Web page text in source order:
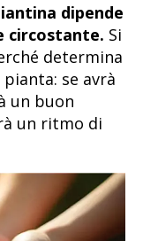
dipende
circostante. Si
determina
se avrà
un buon
un ritmo di